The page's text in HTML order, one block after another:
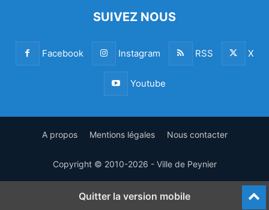
SUIVEZ NOUS
Facebook Instagram RSS X
Youtube
A propos Mentions légales Nous contacter
Copyright © 2010-2026 - Ville de Peynier
Quitter la version mobile